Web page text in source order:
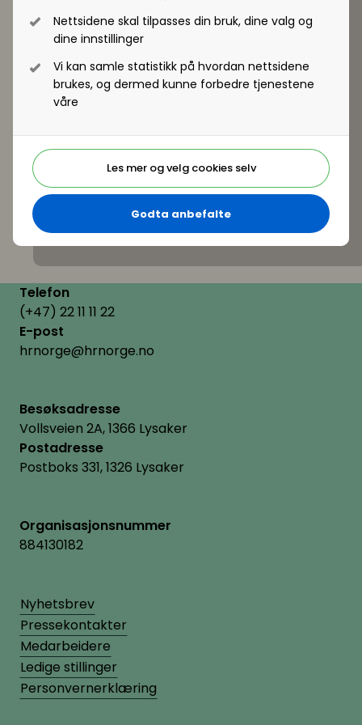
Nettsidene skal tilpasses din bruk, dine valg og
dine innstillinger
Vi kan samle statistikk på hvordan nettsidene
brukes, og dermed kunne forbedre tjenestene
våre
Les mer og velg cookies selv
Godta anbefalte
Telefon
(+47) 22 11 11 22
E-post
hrnorge@hrnorge.no
Besøksadresse
Vollsveien 2A, 1366 Lysaker
Postadresse
Postboks 331, 1326 Lysaker
Organisasjonsnummer
884130182
Nyhetsbrev
Pressekontakter
Medarbeidere
Ledige stillinger
Personvernerklæring